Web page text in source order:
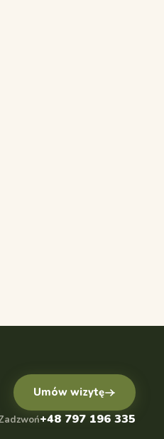
Umów wizytę
+48 797 196 335